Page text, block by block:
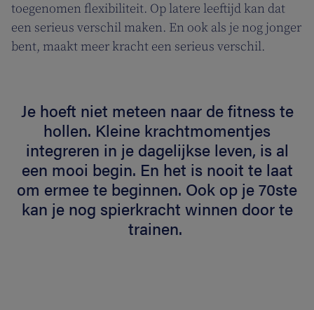
toegenomen flexibiliteit. Op latere leeftijd kan dat
een serieus verschil maken. En ook als je nog jonger
bent, maakt meer kracht een serieus verschil.
Je hoeft niet meteen naar de fitness te
hollen. Kleine krachtmomentjes
integreren in je dagelijkse leven, is al
een mooi begin. En het is nooit te laat
om ermee te beginnen. Ook op je 70ste
kan je nog spierkracht winnen door te
trainen.